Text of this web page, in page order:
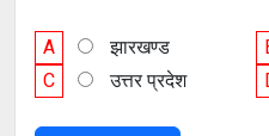
A झारखण्ड
C
उत्तर प्रदेश